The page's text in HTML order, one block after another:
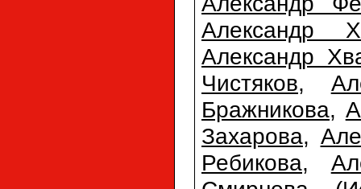
Александр
Александр
Чистяков,
Бражникова,
Захарова,
Ребикова,